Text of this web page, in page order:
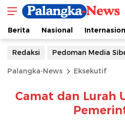
Berita Nasional
Redaksi Pedoman Media
Palangka-News Eksekutif
Camat dan Lurah